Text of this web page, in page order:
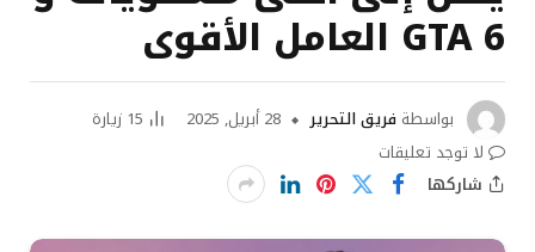
GTA 6 العامل الأقوى
بواسطة فريق التحرير 28 أبريل, 2025 15 زيارة
لا توجد تعليقات
شاركها